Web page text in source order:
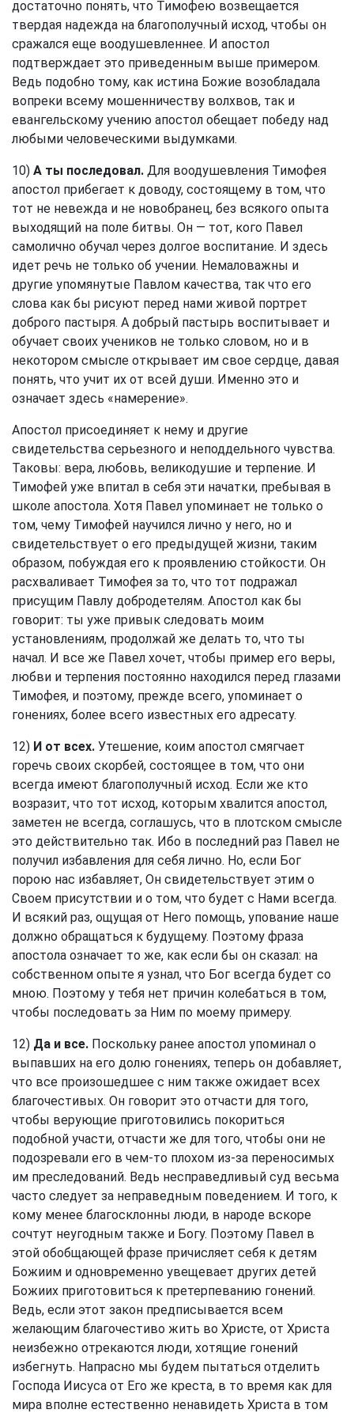
достаточно понять, что Тимофею возвещается
твердая надежда на благополучный исход, чтобы он
сражался еще воодушевленнее. И апостол
подтверждает это приведенным выше примером.
Ведь подобно тому, как истина Божие возобладала
вопреки всему мошенничеству волхвов, так и
евангельскому учению апостол обещает победу над
любыми человеческими выдумками.
10) А ты последовал. Для воодушевления Тимофея
апостол прибегает к доводу, состоящему в том, что
тот не невежда и не новобранец, без всякого опыта
выходящий на поле битвы. Он — тот, кого Павел
самолично обучал через долгое воспитание. И здесь
идет речь не только об учении. Немаловажны и
другие упомянутые Павлом качества, так что его
слова как бы рисуют перед нами живой портрет
доброго пастыря. А добрый пастырь воспитывает и
обучает своих учеников не только словом, но и в
некотором смысле открывает им свое сердце, давая
понять, что учит их от всей души. Именно это и
означает здесь «намерение».
Апостол присоединяет к нему и другие
свидетельства серьезного и неподдельного чувства.
Таковы: вера, любовь, великодушие и терпение. И
Тимофей уже впитал в себя эти начатки, пребывая в
школе апостола. Хотя Павел упоминает не только о
том, чему Тимофей научился лично у него, но и
свидетельствует о его предыдущей жизни, таким
образом, побуждая его к проявлению стойкости. Он
расхваливает Тимофея за то, что тот подражал
присущим Павлу добродетелям. Апостол как бы
говорит: ты уже привык следовать моим
установлениям, продолжай же делать то, что ты
начал. И все же Павел хочет, чтобы пример его веры,
любви и терпения постоянно находился перед глазами
Тимофея, и поэтому, прежде всего, упоминает о
гонениях, более всего известных его адресату.
12) И от всех. Утешение, коим апостол смягчает
горечь своих скорбей, состоящее в том, что они
всегда имеют благополучный исход. Если же кто
возразит, что тот исход, которым хвалится апостол,
заметен не всегда, соглашусь, что в плотском смысле
это действительно так. Ибо в последний раз Павел не
получил избавления для себя лично. Но, если Бог
порою нас избавляет, Он свидетельствует этим о
Своем присутствии и о том, что будет с Нами всегда.
И всякий раз, ощущая от Него помощь, упование наше
должно обращаться к будущему. Поэтому фраза
апостола означает то же, как если бы он сказал: на
собственном опыте я узнал, что Бог всегда будет со
мною. Поэтому у тебя нет причин колебаться в том,
чтобы последовать за Ним по моему примеру.
12) Да и все. Поскольку ранее апостол упоминал о
выпавших на его долю гонениях, теперь он добавляет,
что все произошедшее с ним также ожидает всех
благочестивых. Он говорит это отчасти для того,
чтобы верующие приготовились покориться
подобной участи, отчасти же для того, чтобы они не
подозревали его в чем-то плохом из-за переносимых
им преследований. Ведь несправедливый суд весьма
часто следует за неправедным поведением. И того, к
кому менее благосклонны люди, в народе вскоре
сочтут неугодным также и Богу. Поэтому Павел в
этой обобщающей фразе причисляет себя к детям
Божиим и одновременно увещевает других детей
Божиих приготовиться к претерпеванию гонений.
Ведь, если этот закон предписывается всем
желающим благочестиво жить во Христе, от Христа
неизбежно отрекаются люди, хотящие гонений
избегнуть. Напрасно мы будем пытаться отделить
Господа Иисуса от Его же креста, в то время как для
мира вполне естественно ненавидеть Христа в том